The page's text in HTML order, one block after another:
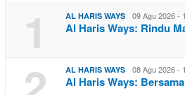
1 AL HARIS WAYS 09 Agu 2026 -
Al Haris Ways: Rindu
AL HARIS WAYS 08 Agu 2026 -
Al Haris Ways: